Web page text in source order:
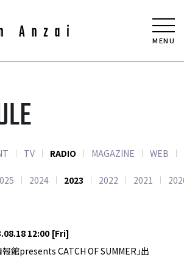
MENU
TV RADIO MAGAZINE WEB
2024 2023 2022 2021
12:00 [Fri]
報館presents CATCH OF SUMMER」出